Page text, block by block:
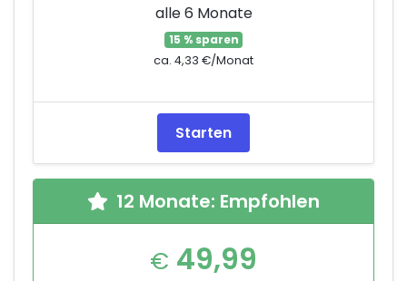
alle 6 Monate
15 % sparen
ca. 4,33 €/Monat
Starten
12 Monate: Empfohlen
€ 49,99